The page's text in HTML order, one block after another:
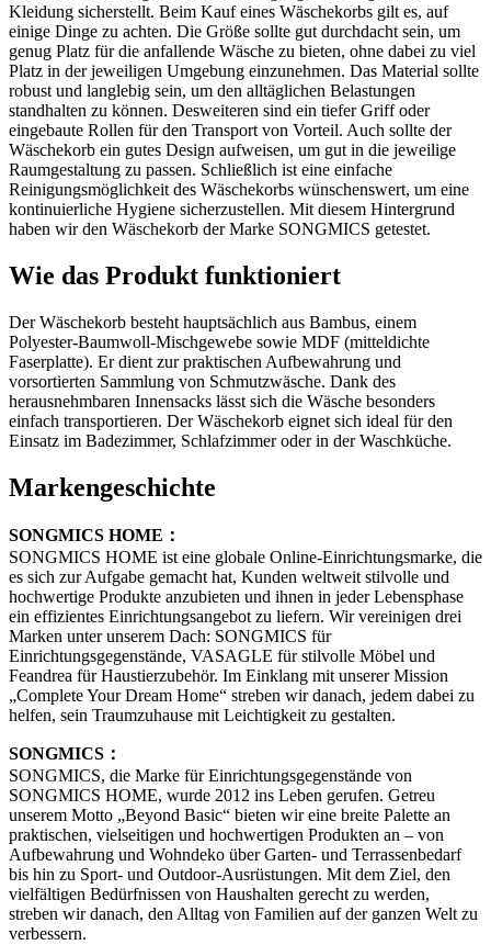
Kleidung sicherstellt. Beim Kauf eines Wäschekorbs gilt es, auf
einige Dinge zu achten. Die Größe sollte gut durchdacht sein, um
genug Platz für die anfallende Wäsche zu bieten, ohne dabei zu viel
Platz in der jeweiligen Umgebung einzunehmen. Das Material sollte
robust und langlebig sein, um den alltäglichen Belastungen
standhalten zu können. Desweiteren sind ein tiefer Griff oder
eingebaute Rollen für den Transport von Vorteil. Auch sollte der
Wäschekorb ein gutes Design aufweisen, um gut in die jeweilige
Raumgestaltung zu passen. Schließlich ist eine einfache
Reinigungsmöglichkeit des Wäschekorbs wünschenswert, um eine
kontinuierliche Hygiene sicherzustellen. Mit diesem Hintergrund
haben wir den Wäschekorb der Marke SONGMICS getestet.
Wie das Produkt funktioniert
Der Wäschekorb besteht hauptsächlich aus Bambus, einem
Polyester-Baumwoll-Mischgewebe sowie MDF (mitteldichte
Faserplatte). Er dient zur praktischen Aufbewahrung und
vorsortierten Sammlung von Schmutzwäsche. Dank des
herausnehmbaren Innensacks lässt sich die Wäsche besonders
einfach transportieren. Der Wäschekorb eignet sich ideal für den
Einsatz im Badezimmer, Schlafzimmer oder in der Waschküche.
Markengeschichte
SONGMICS HOME：
SONGMICS HOME ist eine globale Online-Einrichtungsmarke, die
es sich zur Aufgabe gemacht hat, Kunden weltweit stilvolle und
hochwertige Produkte anzubieten und ihnen in jeder Lebensphase
ein effizientes Einrichtungsangebot zu liefern. Wir vereinigen drei
Marken unter unserem Dach: SONGMICS für
Einrichtungsgegenstände, VASAGLE für stilvolle Möbel und
Feandrea für Haustierzubehör. Im Einklang mit unserer Mission
„Complete Your Dream Home“ streben wir danach, jedem dabei zu
helfen, sein Traumzuhause mit Leichtigkeit zu gestalten.
SONGMICS：
SONGMICS, die Marke für Einrichtungsgegenstände von
SONGMICS HOME, wurde 2012 ins Leben gerufen. Getreu
unserem Motto „Beyond Basic“ bieten wir eine breite Palette an
praktischen, vielseitigen und hochwertigen Produkten an – von
Aufbewahrung und Wohndeko über Garten- und Terrassenbedarf
bis hin zu Sport- und Outdoor-Ausrüstungen. Mit dem Ziel, den
vielfältigen Bedürfnissen von Haushalten gerecht zu werden,
streben wir danach, den Alltag von Familien auf der ganzen Welt zu
verbessern.